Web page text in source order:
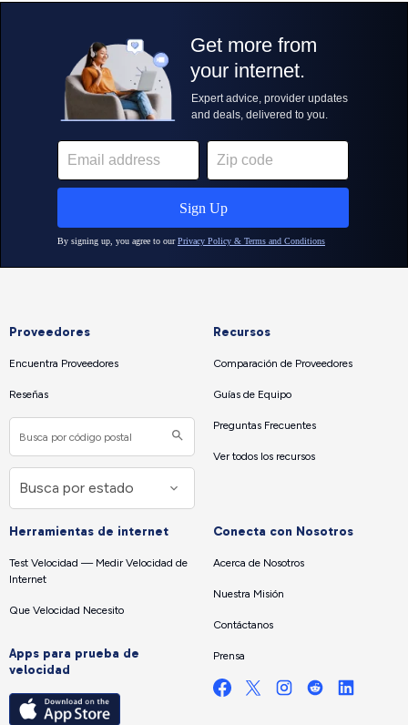
Proveedores
Encuentra Proveedores
Reseñas
Recursos
Comparación de Proveedores
Guías de Equipo
Preguntas Frecuentes
Ver todos los recursos
Herramientas de internet
Test Velocidad — Medir Velocidad de
Internet
Que Velocidad Necesito
Apps para prueba de
velocidad
Conecta con Nosotros
Acerca de Nosotros
Nuestra Misión
Contáctanos
Prensa